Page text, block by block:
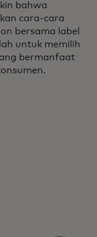
bahwa
cara-cara
bersama label
untuk memilih
bermanfaat